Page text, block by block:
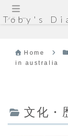
Toby's
Home
in australia
文化・
メニュー